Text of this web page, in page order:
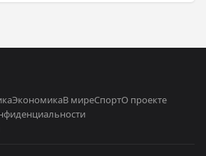
ЭкономикаВ миреСпортО проекте